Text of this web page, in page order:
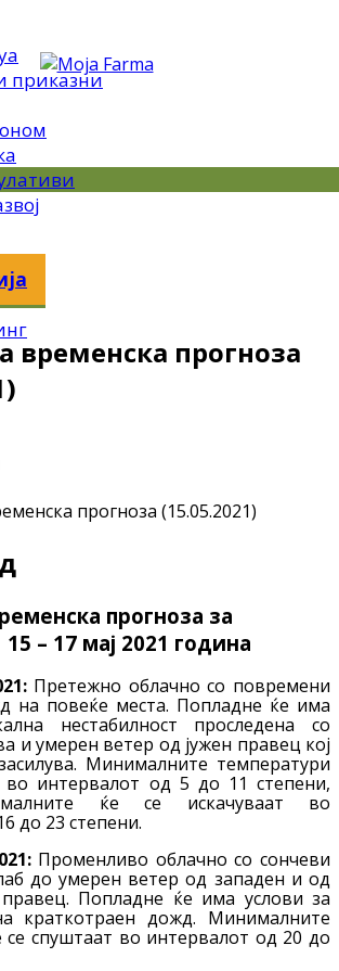
приказни
временска прогноза
прогноза за
– 17 мај 2021 година
Претежно облачно со повремени
на повеќе места. Попладне ќе има
нестабилност проследена со
и умерен ветер од јужен правец кој
Минималните температури
во интервалот од 5 до 11 степени,
ќе се искачуваат во
до 23 степени.
Променливо облачно со сончеви
до умерен ветер од западен и од
правец. Попладне ќе има услови за
краткотраен дожд. Минималните
се спуштаат во интервалот од 20 до